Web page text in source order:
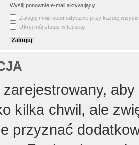
Wyślij ponownie e-mail aktywujący
Zaloguj mnie automatycznie przy każdej wizycie
Ukryj mój status w tej sesji
kilka chwil, ale
przyznać